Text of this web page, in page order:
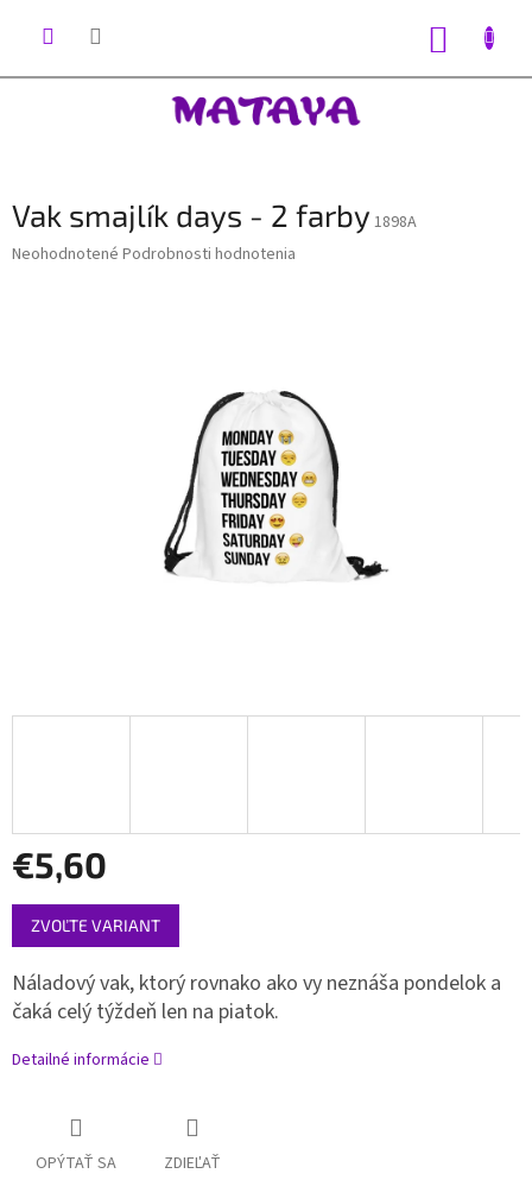
Vak smajlík days - 2 farby 1898A
Priemerné
Neohodnotené Podrobnosti hodnotenia
€5,60
Jednotková
cena:
ZVOĽTE VARIANT
Náladový vak, ktorý rovnako ako vy neznáša pondelok a
čaká celý týždeň len na piatok.
Detailné informácie
OPÝTAŤ SA ZDIEĽAŤ